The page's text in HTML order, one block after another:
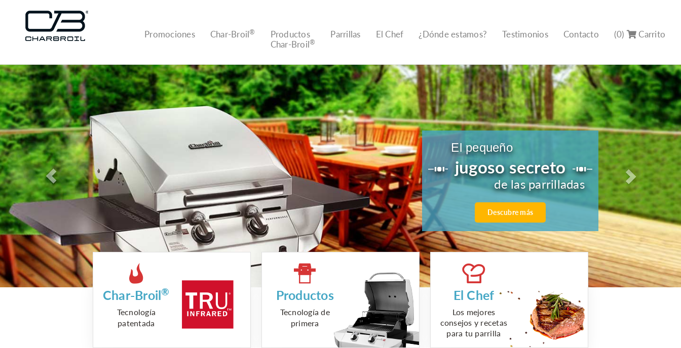
Promociones Char-Broil®
Productos
Char-Broil®
Parrillas El Chef ¿Dónde estamos? Testimonios Contacto (0) Carrito
El pequeño
jugoso secreto
de las parrilladas
Descubre más
Previous Next
Char-Broil®
Tecnología
patentada
Productos
Tecnología de
primera
El Chef
Los mejores
consejos y recetas
para tu parrilla